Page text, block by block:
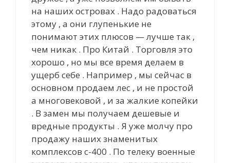
на наших островах . Надо радоваться
этому , а они глупенькие не
понимают этих плюсов — лучше так ,
чем никак . Про Китай . Торговля это
хорошо , но мы все время делаем в
ущерб себе . Например , мы сейчас в
основном продаем лес , и не простой
а многовековой , и за жалкие копейки
. В замен мы получаем дешевые и
вредные продукты . Я уже молчу про
продажу наших знаменитых
комплексов с-400 . По телеку военные